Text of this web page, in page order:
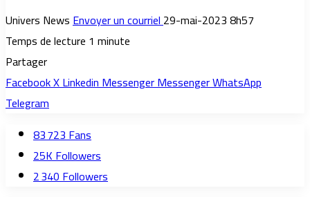
Univers NewsEnvoyer un courriel29-mai-2023 8h57
Temps de lecture 1 minute
Partager
FacebookXLinkedinMessengerMessengerWhatsApp
Telegram
83 723Fans
25KFollowers
2 340Followers